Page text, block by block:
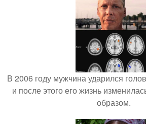
В 2006 году мужчина ударился
и после этого его жизнь
образом.